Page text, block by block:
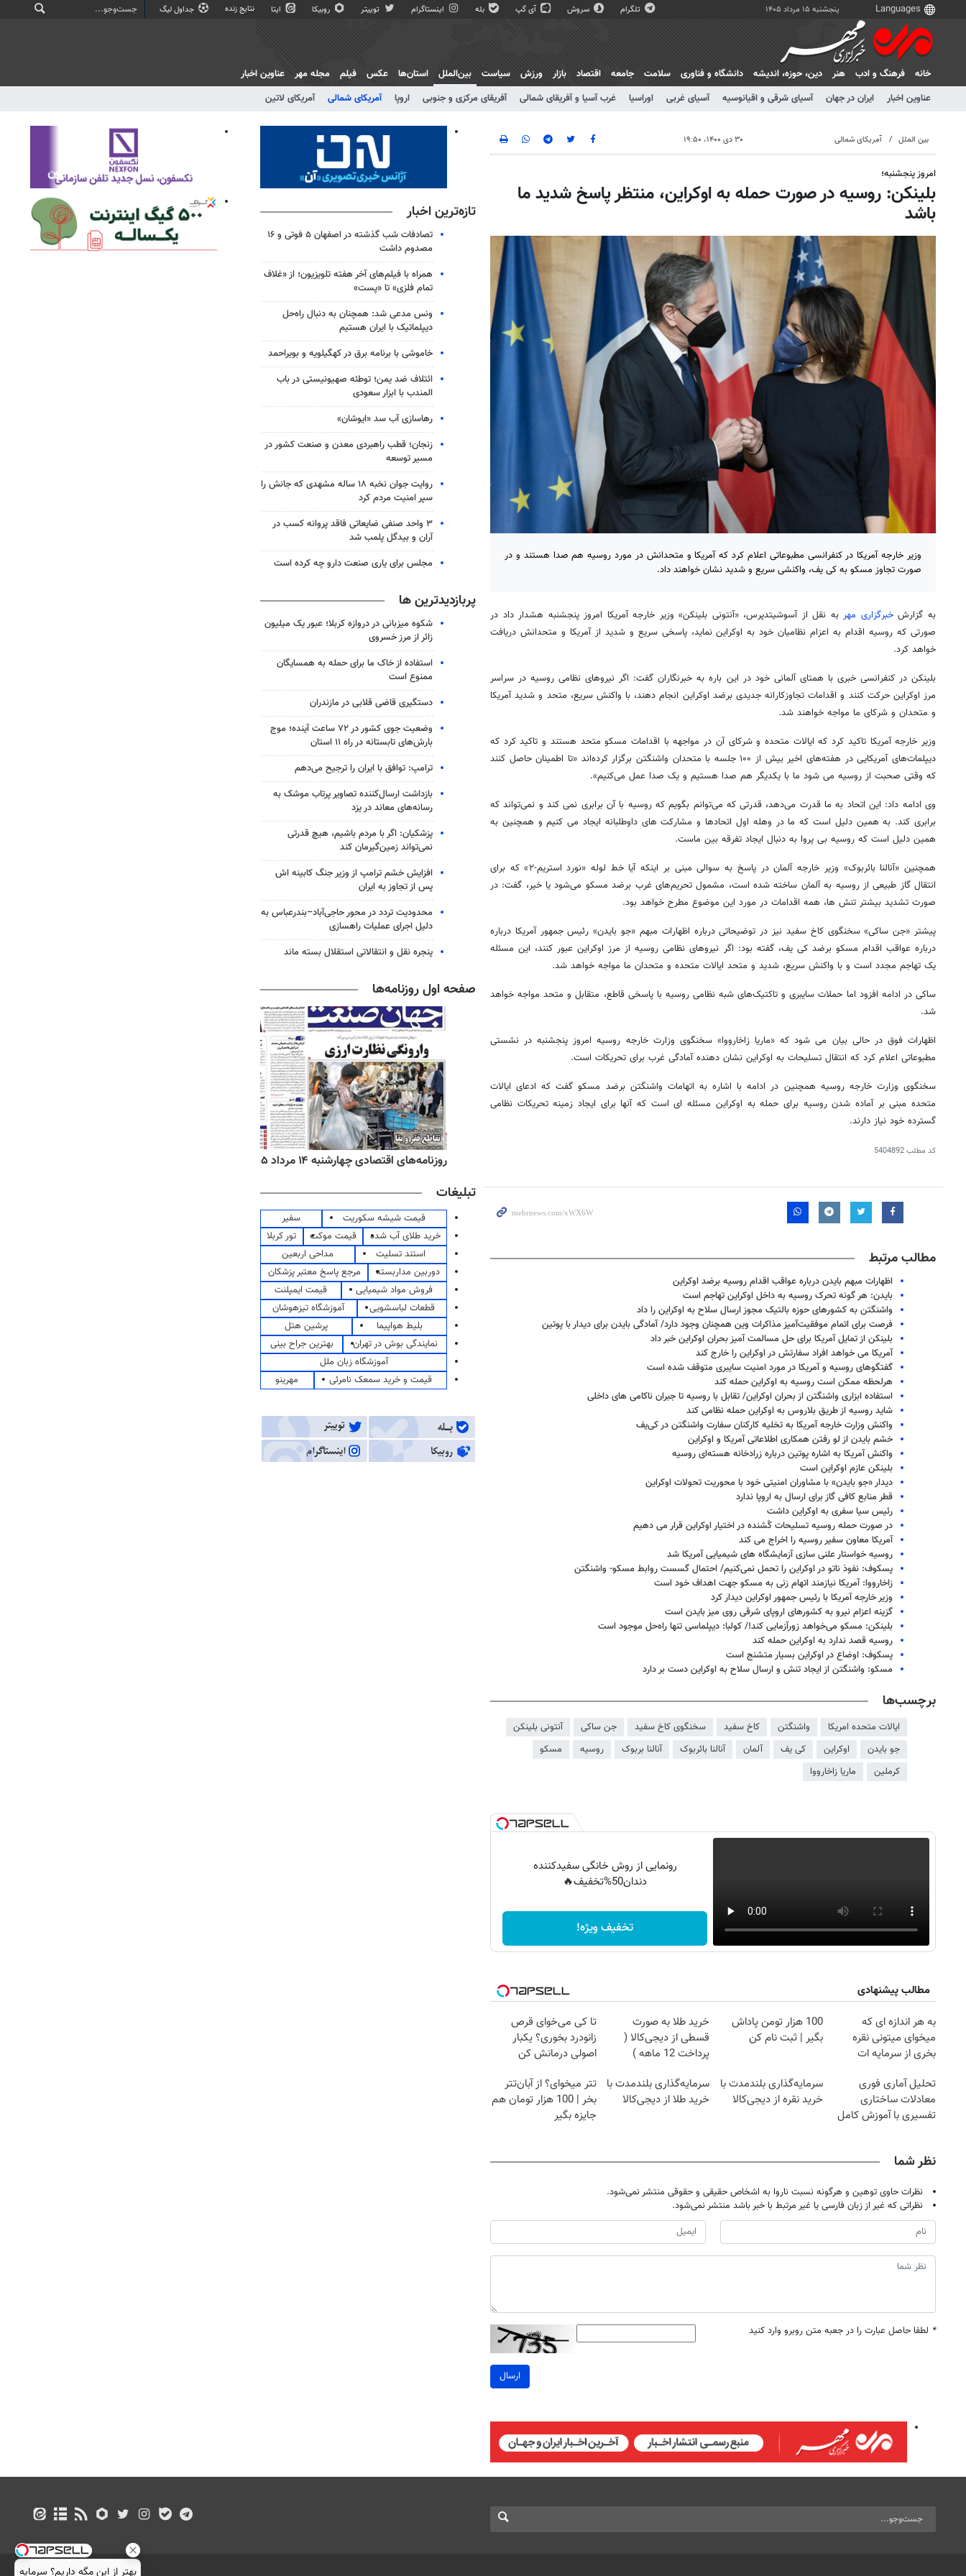
پنجشنبه ۱۵ مرداد ۱۴۰۵ تلگرام سروش آی گپ بله اینستاگرام توییتر روبیکا ایتا نتایج زنده جداول لیگ
خانه فرهنگ و ادب هنر دين، حوزه، انديشه دانشگاه و فناوری سلامت جامعه اقتصاد بازار ورزش سیاست
بین‌الملل
عناوین اخبار
ایران در جهان آسیای شرقی و اقیانوسیه آسیای غربی اوراسیا غرب آسیا و آفریقای شمالی آفریقای مرکزی و جنوبی اروپا آمریکای شمالی آمریکای لاتین
استان‌ها عکس فیلم مجله مهر عناوین اخبار
بین الملل آمریکای شمالی ۳۰ دی ۱۴۰۰، ۱۹:۵۰
امروز پنجشنبه؛
بلینکن: روسیه در صورت حمله به اوکراین، منتظر پاسخ شدید ما
باشد
وزیر خارجه آمریکا در کنفرانسی مطبوعاتی اعلام کرد که آمریکا و متحدانش در مورد روسیه هم صدا هستند و در
صورت تجاوز مسکو به کی یف، واکنشی سریع و شدید نشان خواهند داد.
به گزارشخبرگزاری مهر به نقل از آسوشیتدپرس، «آنتونی بلینکن» وزیر خارجه آمریکا امروز پنجشنبه هشدار داد در
صورتی که روسیه اقدام به اعزام نظامیان خود به اوکراین نماید، پاسخی سریع و شدید از آمریکا و متحدانش دریافت
خواهد کرد.
بلینکن در کنفرانسی خبری با همتای آلمانی خود در این باره به خبرنگاران گفت: اگر نیروهای نظامی روسیه در سراسر
مرز اوکراین حرکت کنند و اقدامات تجاوزکارانه جدیدی برضد اوکراین انجام دهند، با واکنش سریع، متحد و شدید آمریکا
و متحدان و شرکای ما مواجه خواهند شد.
وزیر خارجه آمریکا تاکید کرد که ایالات متحده و شرکای آن در مواجهه با اقدامات مسکو متحد هستند و تاکید کرد که
دیپلمات‌های آمریکایی در هفته‌های اخیر بیش از ۱۰۰ جلسه با متحدان واشنگتن برگزار کرده‌اند «تا اطمینان حاصل کنند
که وقتی صحبت از روسیه می شود ما با یکدیگر هم صدا هستیم و یک صدا عمل می‌کنیم».
وی ادامه داد: این اتحاد به ما قدرت می‌دهد، قدرتی که می‌توانم بگویم که روسیه با آن برابری نمی‌ کند و نمی‌تواند که
برابری کند. به همین دلیل است که ما در وهله اول اتحادها و مشارکت های داوطلبانه ایجاد می کنیم و همچنین به
همین دلیل است که روسیه بی پروا به دنبال ایجاد تفرقه بین ماست.
همچنین «آنالنا بائربوک» وزیر خارجه آلمان در پاسخ به سوالی مبنی بر اینکه آیا خط لوله «نورد استریم-۲» که برای
انتقال گاز طبیعی از روسیه به آلمان ساخته شده است، مشمول تحریم‌های غرب برضد مسکو می‌شود یا خیر، گفت: در
صورت تشدید بیشتر تنش ها، همه اقدامات در مورد این موضوع مطرح خواهد بود.
پیشتر «جن ساکی» سخنگوی کاخ سفید نیز در توضیحاتی درباره اظهارات مبهم «جو بایدن» رئیس جمهور آمریکا درباره
درباره عواقب اقدام مسکو برضد کی یف، گفته بود: اگر نیروهای نظامی روسیه از مرز اوکراین عبور کنند، این مسئله
یک تهاجم مجدد است و با واکنش سریع، شدید و متحد ایالات متحده و متحدان ما مواجه خواهد شد.
ساکی در ادامه افزود اما حملات سایبری و تاکتیک‌های شبه‌ نظامی روسیه با پاسخی قاطع، متقابل و متحد مواجه خواهد
شد.
اظهارات فوق در حالی بیان می شود که «ماریا زاخارووا» سخنگوی وزارت خارجه روسیه امروز پنجشنبه در نشستی
مطبوعاتی اعلام کرد که انتقال تسلیحات به اوکراین نشان دهنده آمادگی غرب برای تحریکات است.
سخنگوی وزارت خارجه روسیه همچنین در ادامه با اشاره به اتهامات واشنگتن برضد مسکو گفت که ادعای ایالات
متحده مبنی بر آماده شدن روسیه برای حمله به اوکراین مسئله ای است که آنها برای ایجاد زمینه تحریکات نظامی
گسترده خود نیاز دارند.
کد مطلب5404892
مطالب مرتبط
اظهارات مبهم بایدن درباره عواقب اقدام روسیه برضد اوکراین
بایدن: هر گونه تحرک روسیه به داخل اوکراین تهاجم است
واشنگتن به کشورهای حوزه بالتیک مجوز ارسال سلاح به اوکراین را داد
فرصت برای اتمام موفقیت‌آمیز مذاکرات وین همچنان وجود دارد/ آمادگی بایدن برای دیدار با پوتین
بلینکن از تمایل آمریکا برای حل مسالمت آمیز بحران اوکراین خبر داد
آمریکا می خواهد افراد سفارتش در اوکراین را خارج کند
گفتگوهای روسیه و آمریکا در مورد امنیت سایبری متوقف شده است
هرلحظه ممکن است روسیه به اوکراین حمله کند
استفاده ابزاری واشنگتن از بحران اوکراین/ تقابل با روسیه تا جبران ناکامی های داخلی
شاید روسیه از طریق بلاروس به اوکراین حمله نظامی کند
واکنش وزارت خارجه آمریکا به تخلیه کارکنان سفارت واشنگتن در کی‌یف
خشم بایدن از لو رفتن همکاری اطلاعاتی آمریکا و اوکراین
واکنش آمریکا به اشاره پوتین درباره زرادخانه هسته‌ای روسیه
بلینکن عازم اوکراین است
دیدار «جو بایدن» با مشاوران امنیتی خود با محوریت تحولات اوکراین
قطر منابع کافی گاز برای ارسال به اروپا ندارد
رئیس سیا سفری به اوکراین داشت
در صورت حمله روسیه تسلیحات کُشنده در اختیار اوکراین قرار می دهیم
آمریکا معاون سفیر روسیه را اخراج می کند
روسیه خواستار علنی سازی آزمایشگاه های شیمیایی آمریکا شد
پسکوف: نفوذ ناتو در اوکراین را تحمل نمی‌کنیم/ احتمال گسست روابط مسکو- واشنگتن
زاخارووا: آمریکا نیازمند اتهام زنی به مسکو جهت اهداف خود است
وزیر خارجه آمریکا با رئیس جمهور اوکراین دیدار کرد
گزینه اعزام نیرو به کشورهای اروپای شرقی روی میز بایدن است
بلینکن: مسکو می‌خواهد زورآزمایی کند!/ کولبا: دیپلماسی تنها راه‌حل موجود است
روسیه قصد ندارد به اوکراین حمله کند
پسکوف: اوضاع در اوکراین بسیار متشنج است
مسکو: واشنگتن از ایجاد تنش و ارسال سلاح به اوکراین دست بر دارد
برچسب‌ها
ایالات متحده امریکا واشنگتن کاخ سفید سخنگوی کاخ سفید جن ساکی
آنتونی بلینکن
جو بایدن
اوکراین کی یف آلمان آنالنا بائربوک آنالنا بربوک روسیه
مسکو
کرملین
ماریا زاخارووا
رونمایی از روش خانگی سفیدکننده
دندان50%تخفیف🔥
تخفیف ویژه!
مطالب پیشنهادی
به هر اندازه ای که
میخوای میتونی نقره
بخری از سرمایه ات
100 هزار تومن پاداش
بگیر | ثبت نام کن
خرید طلا به صورت
قسطی از دیجی‌کالا (
پرداخت 12 ماهه )
تا کی می‌خوای قرص
زانودرد بخوری؟ یکبار
اصولی درمانش کن
تحلیل آماری فوری
معادلات ساختاری
تفسیری با آموزش کامل
سرمایه‌گذاری بلندمدت با
خرید نقره از دیجی‌کالا
سرمایه‌گذاری بلندمدت با
خرید طلا از دیجی‌کالا
تتر میخوای؟ از آبان‌تتر
بخر | 100 هزار تومان هم
جایزه بگیر
نظر شما
نظرات حاوی توهین و هرگونه نسبت ناروا به اشخاص حقیقی و حقوقی منتشر نمی‌شود.
نظراتی که غیر از زبان فارسی یا غیر مرتبط با خبر باشد منتشر نمی‌شود.
* لطفا حاصل عبارت را در جعبه متن روبرو وارد کنید
ارسال
تازه‌ترین اخبار
تصادفات شب گذشته در اصفهان ۵ فوتی و ۱۶
مصدوم داشت
همراه با فیلم‌های آخر هفته تلویزیون؛ از «غلاف
تمام فلزی» تا «پست»
ونس مدعی شد: همچنان به دنبال راه‌حل
دیپلماتیک با ایران هستیم
خاموشی با برنامه برق در کهگیلویه و بویراحمد
ائتلاف ضد یمن؛ توطئه صهیونیستی در باب
المندب با ابزار سعودی
رهاسازی آب سد «ایوشان»
زنجان؛ قطب راهبردی معدن و صنعت کشور در
مسیر توسعه
روایت جوان نخبه ۱۸ ساله مشهدی که جانش را
سپر امنیت مردم کرد
۳ واحد صنفی ضایعاتی فاقد پروانه کسب در
آران و بیدگل پلمب شد
مجلس برای یاری صنعت دارو چه کرده است
پربازدیدترین ها
شکوه میزبانی در دروازه کربلا؛ عبور یک میلیون
زائر از مرز خسروی
استفاده از خاک ما برای حمله به همسایگان
ممنوع است
دستگیری قاضی قلابی در مازندران
وضعیت جوی کشور در ۷۲ ساعت آینده؛ موج
بارش‌های تابستانه در راه ۱۱ استان
ترامپ: توافق با ایران را ترجیح می‌دهم
بازداشت ارسال‌کننده تصاویر پرتاب موشک به
رسانه‌های معاند در یزد
پزشکیان: اگر با مردم باشیم، هیچ قدرتی
نمی‌تواند زمین‌گیرمان کند
افزایش خشم ترامپ از وزیر جنگ کابینه اش
پس از تجاوز به ایران
محدودیت تردد در محور حاجی‌آباد–بندرعباس به
دلیل اجرای عملیات راهسازی
پنجره‌ نقل و انتقالاتی استقلال بسته ماند
صفحه اول روزنامه‌ها
روزنامه‌های اقتصادی چهارشنبه ۱۴ مرداد ۱۴۰۵
تبلیغات
قیمت شیشه سکوریت
سفیر
خرید طلای آب شده
قیمت موکت
تور کربلا
استند تسلیت
مداحی اربعین
دوربین مداربسته
مرجع پاسخ معتبر پزشکان
فروش مواد شیمیایی
قیمت ایمپلنت
قطعات لباسشویی
آموزشگاه تیزهوشان
بلیط هواپیما
پرشین هتل
نمایندگی بوش در تهران
بهترین جراح بینی
آموزشگاه زبان ملل
قیمت و خرید سمعک نامرئی
مهرینو
بهتر از این مگه داریم؟ سرمایه